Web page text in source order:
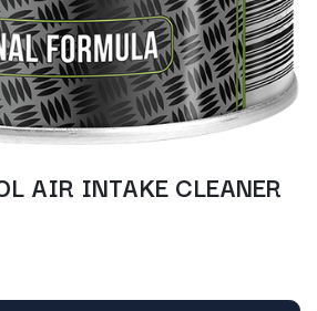
AIR INTAKE CLEANER